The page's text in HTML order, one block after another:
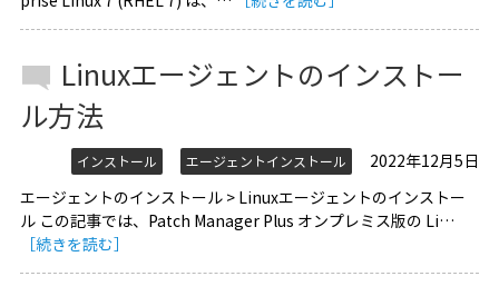
Linuxエージェントのインストー
ル方法
インストール エージェントインストール
2022年12月5日
エージェントのインストール > Linuxエージェントのインストー
ル この記事では、Patch Manager Plus オンプレミス版の Li…
［続きを読む］